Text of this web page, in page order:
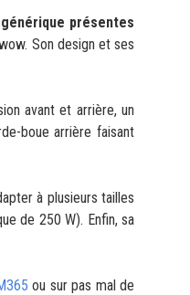
présentes
Son design et ses
avant et arrière, un
boue arrière faisant
à plusieurs tailles
de 250 W). Enfin, sa
ou sur pas mal de